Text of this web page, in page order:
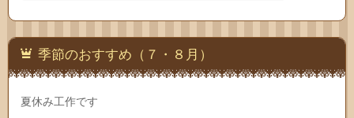
季節のおすすめ（７・８月）
夏休み工作です